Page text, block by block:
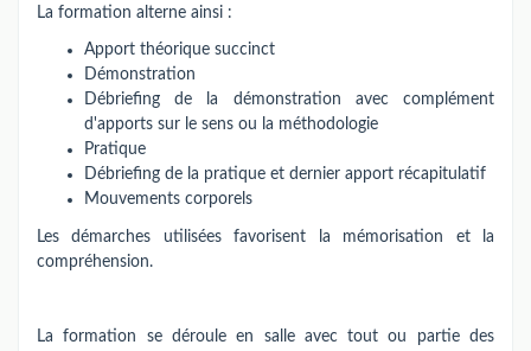
La formation alterne ainsi :
Apport théorique succinct
Démonstration
Débriefing de la démonstration avec complément
d'apports sur le sens ou la méthodologie
Pratique
Débriefing de la pratique et dernier apport récapitulatif
Mouvements corporels
Les démarches utilisées favorisent la mémorisation et la
compréhension.
La formation se déroule en salle avec tout ou partie des